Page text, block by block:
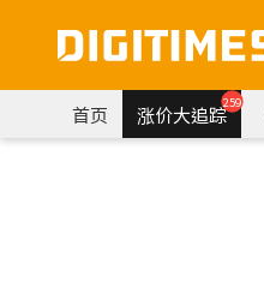
首页 涨价大追踪259